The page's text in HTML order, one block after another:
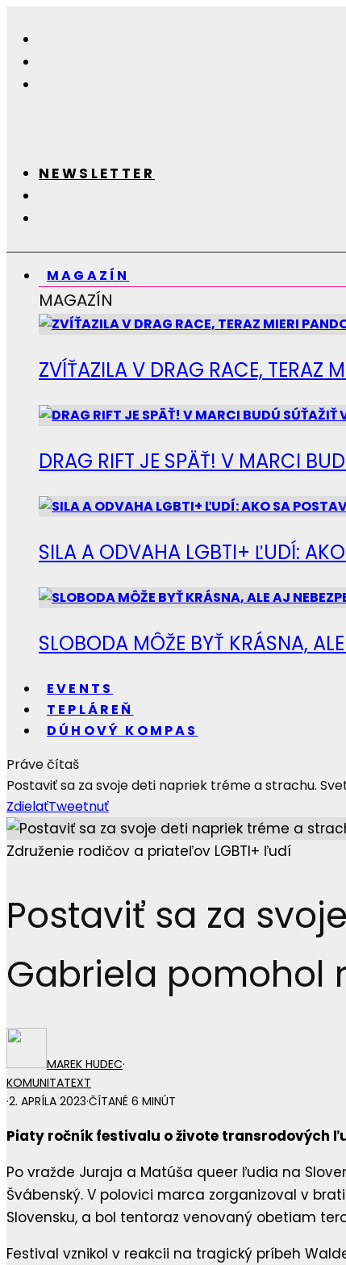
NEWSLETTER
MAGAZÍN
MAGAZÍN
ZVÍŤAZILA V DRAG RACE, TERAZ
DRAG RIFT JE SPÄŤ! V MARCI
SILA A ODVAHA LGBTI+ ĽUDÍ:
SLOBODA MÔŽE BYŤ KRÁSNA,
EVENTS
TEPLÁREŇ
DÚHOVÝ KOMPAS
Práve čítaš
Postaviť sa za svoje deti napriek tréme a strachu.
ZdielaťTweetnuť
Združenie rodičov a priateľov LGBTI+ ľudí
Postaviť sa za
Gabriela pomohol
MAREK HUDEC·
KOMUNITATEXT
·2. APRÍLA 2023·ČÍTANÉ 6 MINÚT
Piaty ročník festivalu o živote transrodových
Po vražde Juraja a Matúša queer ľudia na
Švábenský. V polovici marca zorganizoval v
Slovensku, a bol tentoraz venovaný obetiam
Festival vznikol v reakcii na tragický príbeh